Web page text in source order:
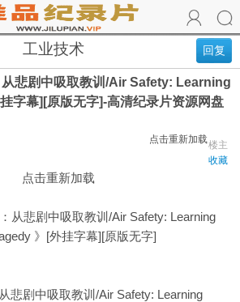
回复
工业技术
悲剧中吸取教训/Air Safety: Learning
字幕][原版无字]-高清纪录片资源网盘
点击重新加载楼主
收藏
点击重新加载
从悲剧中吸取教训/Air Safety: Learning
》[外挂字幕][原版无字]
悲剧中吸取教训/Air Safety: Learning